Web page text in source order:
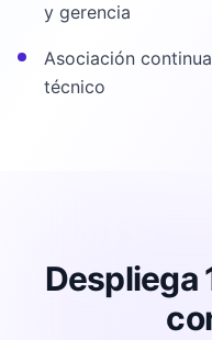
y gerencia
Asociación
técnico
Despliega